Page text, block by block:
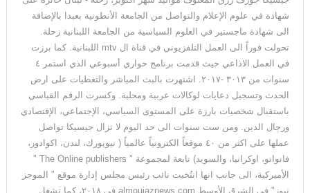
شهادة في علوم الإعلام والتواصل من الجامعة الأنطونية بعبدا بالإضافة
الى شهادة ماجستير في العلوم السياسية من الجامعة اللبنانية زحلة.
تحولت فوراً الى العمل التلفزيوني في قناة ال mtv اللبنانية. كما برزت
في العمل الاذاعي حيث قدمت برنامج حواري أسبوعي الذي استمر ٤
سنوات من ٣٠١٣ -٢٠١٧. اشتهرت بالبث المباشر والتغطيات على ارض
الحدث وتسجيل دعايات لوكالات عربية ومحلية. وكسرت الرقم القياسي
باستقبال شخصيات بارزة على المستوى السياسي، الإجتماعي، الإقتصادي
ورجال الدين. ومن ست سنوات الى حد اليوم لا تزال جيسيكا تواصل
عملها على اكثر من ٤٠ موقعاً الكترونياً عالمياً ( نيويورك، لندن، اكوادور،
فانواتو، اوكرانيا، والسويد) تابعة لمجموعة " The Online publishers "
الأميركية، الى جانب انها انتُخبت نائب رئيس مجلس إدارة موقع " الموجز
نيوز" في الشرق الأوسط almoujaznews.com في ٢٠١٨، كما تشغل